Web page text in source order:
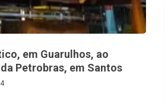
em Guarulhos, ao
Petrobras, em Santos